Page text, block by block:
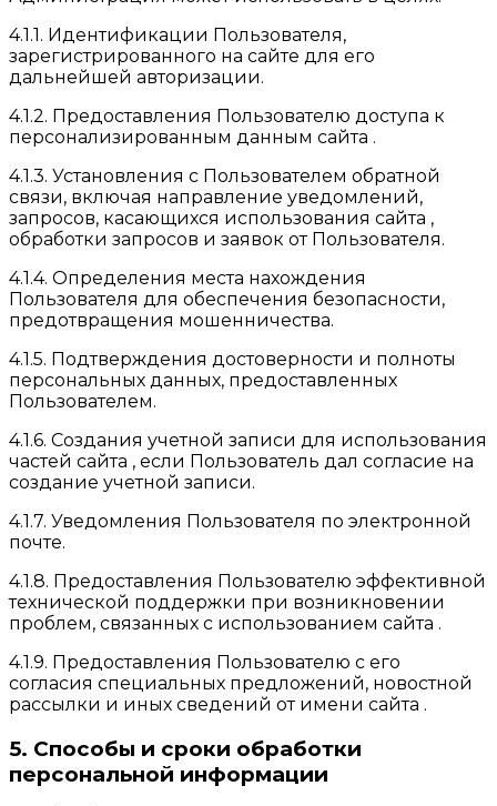
4.1.1. Идентификации Пользователя,
зарегистрированного на сайте для его
дальнейшей авторизации.
4.1.2. Предоставления Пользователю доступа к
персонализированным данным сайта .
4.1.3. Установления с Пользователем обратной
связи, включая направление уведомлений,
запросов, касающихся использования сайта ,
обработки запросов и заявок от Пользователя.
4.1.4. Определения места нахождения
Пользователя для обеспечения безопасности,
предотвращения мошенничества.
4.1.5. Подтверждения достоверности и полноты
персональных данных, предоставленных
Пользователем.
4.1.6. Создания учетной записи для использования
частей сайта , если Пользователь дал согласие на
создание учетной записи.
4.1.7. Уведомления Пользователя по электронной
почте.
4.1.8. Предоставления Пользователю эффективной
технической поддержки при возникновении
проблем, связанных с использованием сайта .
4.1.9. Предоставления Пользователю с его
согласия специальных предложений, новостной
рассылки и иных сведений от имени сайта .
5. Способы и сроки обработки
персональной информации